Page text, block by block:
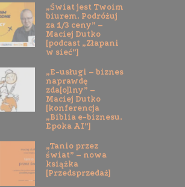
„Świat jest Twoim
biurem. Podróżuj
za 1/3 ceny” –
Maciej Dutko
[podcast „Złapani
w sieć”]
„E-usługi – biznes
naprawdę
zda[o]lny” –
Maciej Dutko
[konferencja
„Biblia e-biznesu.
Epoka AI”]
„Tanio przez
świat” – nowa
książka
[Przedsprzedaż]